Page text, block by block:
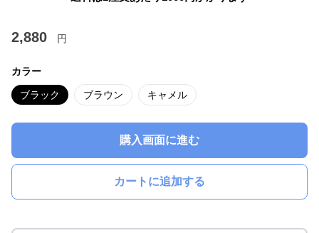
2,880 円
カラー
ブラック ブラウン キャメル
購入画面に進む
カートに追加する